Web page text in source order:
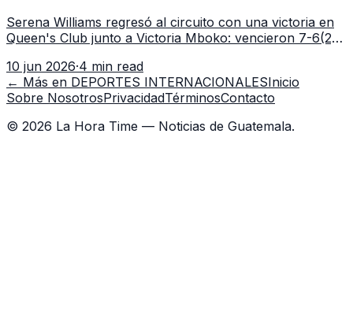
Serena Williams regresó al circuito con una victoria en
Queen's Club junto a Victoria Mboko: vencieron 7-6(2),
meterse en cuartos de final.
10 jun 2026·4 min read
← Más en DEPORTES INTERNACIONALESInicio
Sobre NosotrosPrivacidadTérminosContacto
© 2026 La Hora Time — Noticias de Guatemala.